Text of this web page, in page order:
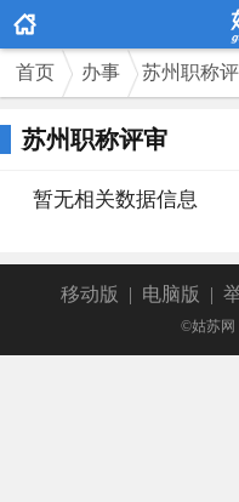

首页 办事 苏州职称
苏州职称评审
暂无相关数据信息
移动版 | 电脑版 |
©姑苏网